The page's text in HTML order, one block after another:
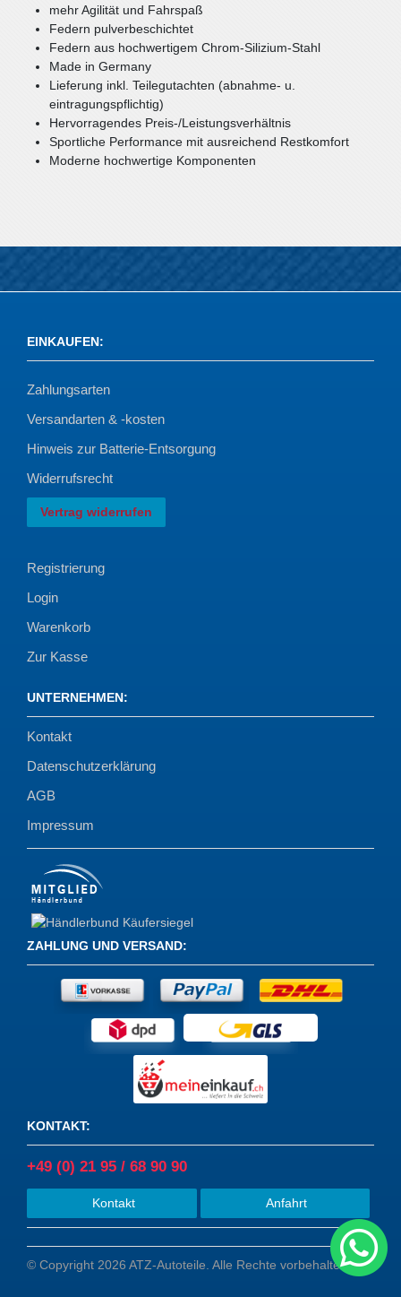
mehr Agilität und Fahrspaß
Federn pulverbeschichtet
Federn aus hochwertigem Chrom-Silizium-Stahl
Made in Germany
Lieferung inkl. Teilegutachten (abnahme- u.
eintragungspflichtig)
Hervorragendes Preis-/Leistungsverhältnis
Sportliche Performance mit ausreichend Restkomfort
Moderne hochwertige Komponenten
EINKAUFEN:
Zahlungsarten
Versandarten & -kosten
Hinweis zur Batterie-Entsorgung
Widerrufsrecht
Vertrag widerrufen
Registrierung
Login
Warenkorb
Zur Kasse
UNTERNEHMEN:
Kontakt
Datenschutzerklärung
AGB
Impressum
ZAHLUNG UND VERSAND:
KONTAKT:
+49 (0) 21 95 / 68 90 90
Kontakt Anfahrt
© Copyright 2026 ATZ-Autoteile. Alle Rechte vorbehalten.